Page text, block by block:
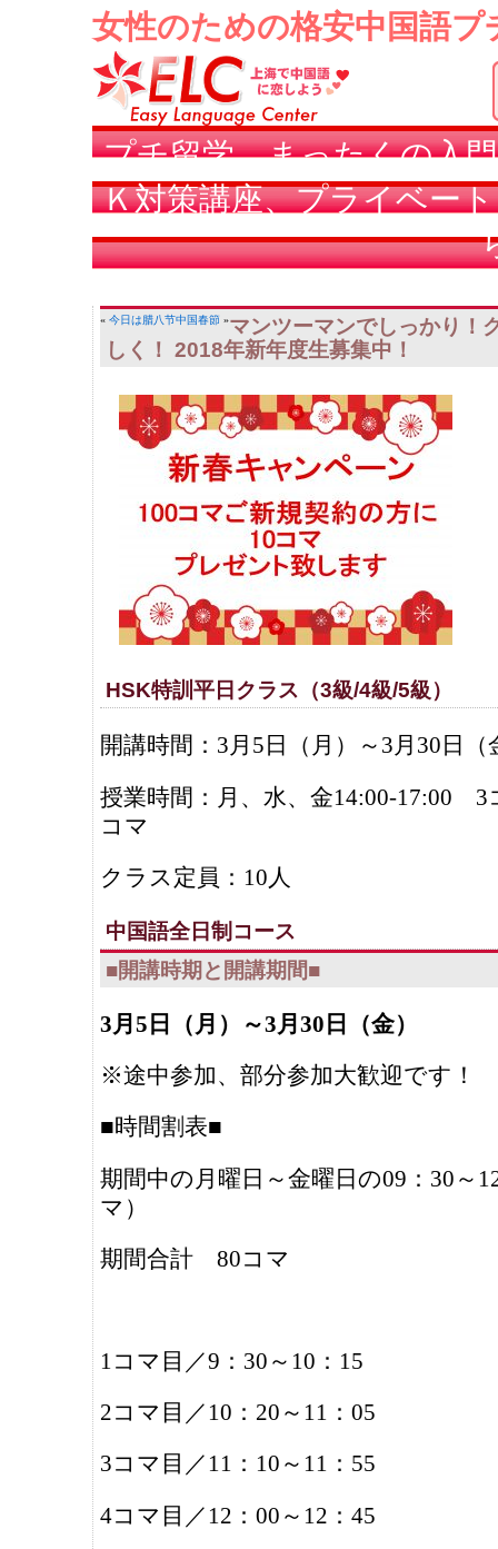
女性のための格安中国語
プチ留学、まったくの入
Ｋ対策講座、プライベー
« 今日は腊八节中国春節 »マンツーマンでしっかり！
しく！ 2018年新年度生募集中！
HSK特訓平日クラス（3級/4級/5級）
開講時間：3月5日（月）～3月30日（
授業時間：月、水、金14:00-17:00 3
コマ
クラス定員：10人
中国語全日制コース
■開講時期と開講期間■
3月5日（月）～3月30日（金）
※途中参加、部分参加大歓迎です！
■時間割表■
期間中の月曜日～金曜日の09：30～
マ）
期間合計 80コマ
1コマ目／9：30～10：15
2コマ目／10：20～11：05
3コマ目／11：10～11：55
4コマ目／12：00～12：45